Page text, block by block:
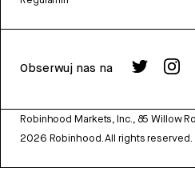
Obserwuj nas na
Robinhood Markets, Inc., 85 Willow
2026 Robinhood. All rights reserved.